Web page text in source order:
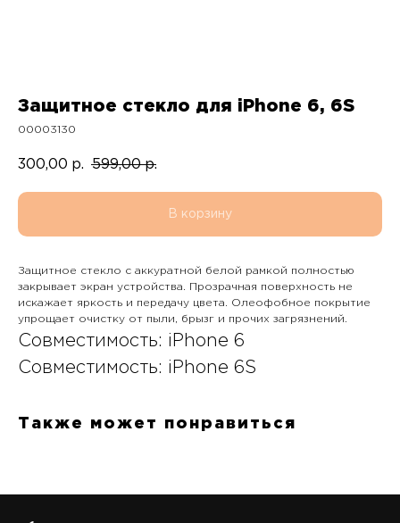
Защитное стекло для iPhone 6, 6S
00003130
300,00 р. 599,00 р.
В корзину
Защитное стекло с аккуратной белой рамкой полностью
закрывает экран устройства. Прозрачная поверхность не
искажает яркость и передачу цвета. Олеофобное покрытие
упрощает очистку от пыли, брызг и прочих загрязнений.
Совместимость: iPhone 6
Совместимость: iPhone 6S
Также может понравиться